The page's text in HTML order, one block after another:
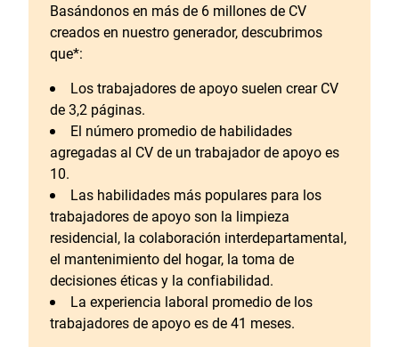
Basándonos en más de 6 millones de CV
creados en nuestro generador, descubrimos
que*:
Los trabajadores de apoyo suelen crear CV
de 3,2 páginas.
El número promedio de habilidades
agregadas al CV de un trabajador de apoyo es
10.
Las habilidades más populares para los
trabajadores de apoyo son la limpieza
residencial, la colaboración interdepartamental,
el mantenimiento del hogar, la toma de
decisiones éticas y la confiabilidad.
La experiencia laboral promedio de los
trabajadores de apoyo es de 41 meses.